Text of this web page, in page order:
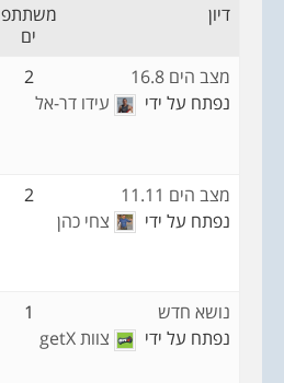
דיון
משתתפ
ים
מצב הים 16.8
נפתח על ידי
עידו דר-אל
2
מצב הים 11.11
נפתח על ידי
צחי כהן
2
נושא חדש
נפתח על ידי
צוות getX
1